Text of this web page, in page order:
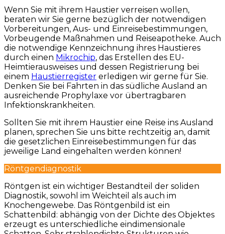
Wenn Sie mit ihrem Haustier verreisen wollen,
beraten wir Sie gerne bezüglich der notwendigen
Vorbereitungen, Aus- und Einreisebestimmungen,
Vorbeugende Maßnahmen und Reiseapotheke. Auch
die notwendige Kennzeichnung ihres Haustieres
durch einen Mikrochip, das Erstellen des EU-
Heimtierausweises und dessen Registrierung bei
einem Haustierregister erledigen wir gerne für Sie.
Denken Sie bei Fahrten in das südliche Ausland an
ausreichende Prophylaxe vor übertragbaren
Infektionskrankheiten.
Sollten Sie mit ihrem Haustier eine Reise ins Ausland
planen, sprechen Sie uns bitte rechtzeitig an, damit
die gesetzlichen Einreisebestimmungen für das
jeweilige Land eingehalten werden können!
Röntgendiagnostik
Röntgen ist ein wichtiger Bestandteil der soliden
Diagnostik, sowohl im Weichteil als auch im
Knochengewebe. Das Röntgenbild ist ein
Schattenbild: abhängig von der Dichte des Objektes
erzeugt es unterschiedliche eindimensionale